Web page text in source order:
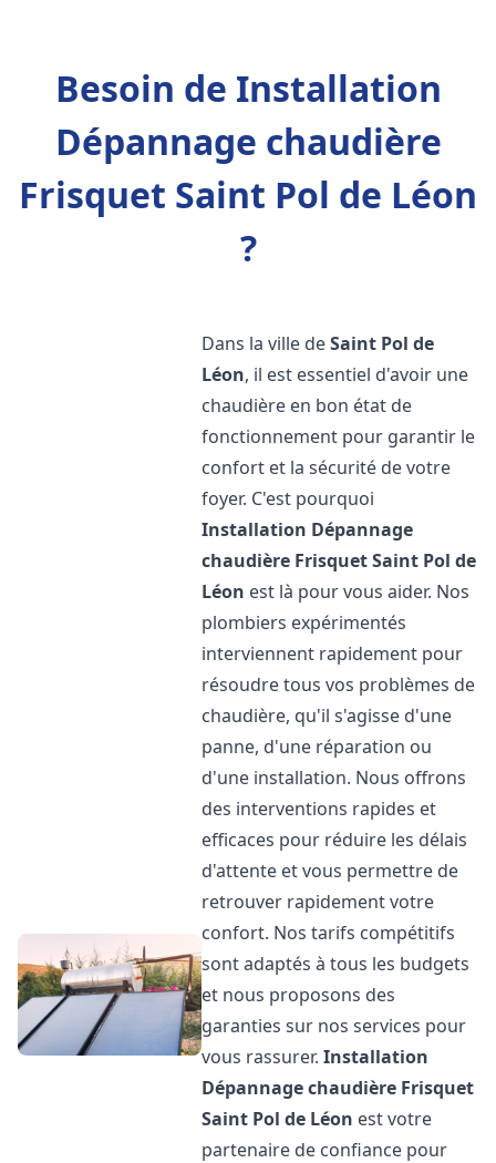
Besoin de Installation
Dépannage chaudière
Frisquet Saint Pol de Léon
?
Dans la ville deSaint Pol de
Léon, il est essentiel d'avoir une
chaudière en bon état de
fonctionnement pour garantir le
confort et la sécurité de votre
foyer. C'est pourquoi
Installation Dépannage
chaudière FrisquetSaint Pol de
Léon est là pour vous aider. Nos
plombiers expérimentés
interviennent rapidement pour
résoudre tous vos problèmes de
chaudière, qu'il s'agisse d'une
panne, d'une réparation ou
d'une installation. Nous offrons
des interventions rapides et
efficaces pour réduire les délais
d'attente et vous permettre de
retrouver rapidement votre
confort. Nos tarifs compétitifs
sont adaptés à tous les budgets
et nous proposons des
garanties sur nos services pour
vous rassurer.Installation
Dépannage chaudière Frisquet
Saint Pol de Léon est votre
partenaire de confiance pour